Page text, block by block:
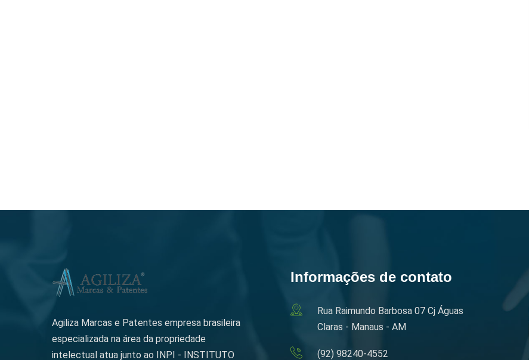
Agiliza Marcas e Patentes empresa brasileira
especializada na área da propriedade
intelectual atua junto ao INPI - INSTITUTO
Informações de contato
Rua Raimundo Barbosa 07 Cj Águas
Claras - Manaus - AM
(92) 98240-4552